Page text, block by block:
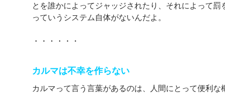
とを誰かによってジャッジされたり、それによって罰
っていうシステム自体がないんだよ。
・・・・・・
カルマは不幸を作らない
カルマって言う言葉があるのは、人間にとって便利な